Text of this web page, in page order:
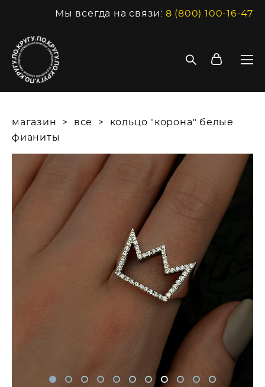
Мы всегда на связи: 8 (800) 100-16-47
магазин > все >
кольцо "корона" белые
фианиты